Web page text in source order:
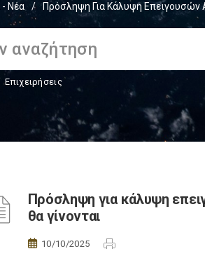
- Νέα / Πρόσληψη Για Κάλυψη Επειγουσών
Επιχειρήσεις
Πρόσληψη για κάλυψη
θα γίνονται
10/10/2025